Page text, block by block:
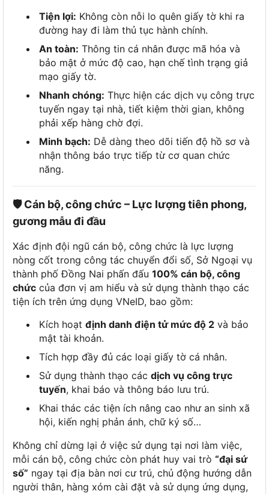
Tiện lợi: Không còn nỗi lo quên giấy tờ khi ra
đường hay đi làm thủ tục hành chính.
An toàn: Thông tin cá nhân được mã hóa và
bảo mật ở mức độ cao, hạn chế tình trạng giả
mạo giấy tờ.
Nhanh chóng: Thực hiện các dịch vụ công trực
tuyến ngay tại nhà, tiết kiệm thời gian, không
phải xếp hàng chờ đợi.
Minh bạch: Dễ dàng theo dõi tiến độ hồ sơ và
nhận thông báo trực tiếp từ cơ quan chức
năng.
🛡️ Cán bộ, công chức – Lực lượng tiên phong,
gương mẫu đi đầu
Xác định đội ngũ cán bộ, công chức là lực lượng
nòng cốt trong công tác chuyển đổi số, Sở Ngoại vụ
thành phố Đồng Nai phấn đấu 100% cán bộ, công
chức của đơn vị am hiểu và sử dụng thành thạo các
tiện ích trên ứng dụng VNeID, bao gồm:
Kích hoạt định danh điện tử mức độ 2 và bảo
mật tài khoản.
Tích hợp đầy đủ các loại giấy tờ cá nhân.
Sử dụng thành thạo các dịch vụ công trực
tuyến, khai báo và thông báo lưu trú.
Khai thác các tiện ích nâng cao như an sinh xã
hội, kiến nghị phản ánh, chữ ký số…
Không chỉ dừng lại ở việc sử dụng tại nơi làm việc,
mỗi cán bộ, công chức còn phát huy vai trò “đại sứ
số” ngay tại địa bàn nơi cư trú, chủ động hướng dẫn
người thân, hàng xóm cài đặt và sử dụng ứng dụng,